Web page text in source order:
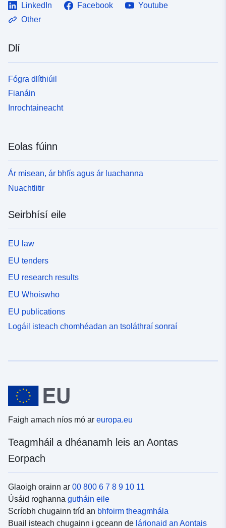
LinkedIn Facebook
Youtube
Other
Dlí
Fógra dlíthiúil
Fianáin
Inrochtaineacht
Eolas fúinn
Ár misean, ár bhfís agus ár luachanna
Nuachtlitir
Seirbhísí eile
EU law
EU tenders
EU research results
EU Whoiswho
EU publications
Logáil isteach chomhéadan an tsoláthraí sonraí
Faigh amach níos mó ar europa.eu
Teagmháil a dhéanamh leis an Aontas
Eorpach
Glaoigh orainn ar 00 800 6 7 8 9 10 11
Úsáid roghanna gutháin eile
Scríobh chugainn tríd an bhfoirm theagmhála
Buail isteach chugainn i gceann de lárionaid an Aontais